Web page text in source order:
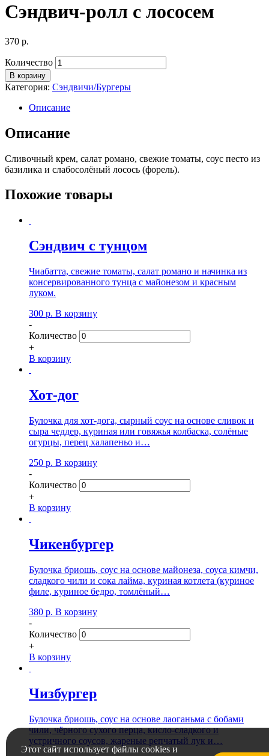
Сэндвич-ролл с лососем
370 р.
Количество
В корзину
Категория: Сэндвичи/Бургеры
Описание
Описание
Сливочный крем, салат романо, свежие томаты, соус песто из
базилика и слабосолёный лосось (форель).
Похожие товары
Сэндвич с тунцом
Чиабатта, свежие томаты, салат романо и начинка из
консервированного тунца с майонезом и красным
луком.
300 р. В корзину
-
Количество
+
В корзину
Хот-дог
Булочка для хот-дога, сырный соус на основе сливок и
сыра чеддер, куриная или говяжья колбаска, солёные
огурцы, перец халапеньо и…
250 р. В корзину
-
Количество
+
В корзину
Чикенбургер
Булочка бриошь, соус на основе майонеза, соуса кимчи,
сладкого чили и сока лайма, куриная котлета (куриное
филе, куриное бедро, томлёный…
380 р. В корзину
-
Количество
+
В корзину
Чизбургер
Булочка бриошь, соус на основе лаоганьма с бобами
чили, чёрного сухого перца, кисло-сладкого и
устричного соусов, жареные репчатый лук и…
Этот сайт использует файлы cookies и